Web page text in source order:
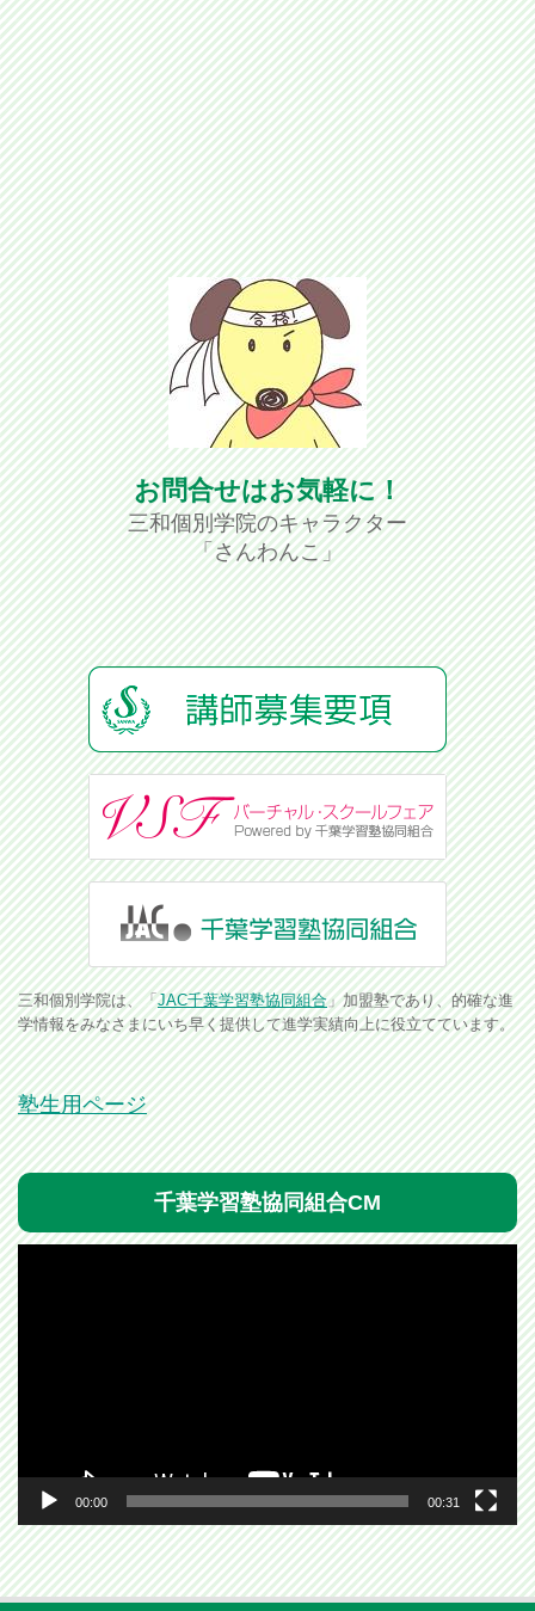
お問合せはお気軽に！
三和個別学院のキャラクター
「さんわんこ」
三和個別学院は、「JAC千葉学習塾協同組合」加盟塾であり、的確な進
学情報をみなさまにいち早く提供して進学実績向上に役立てています。
塾生用ページ
千葉学習塾協同組合CM
動
画
プ
レ
ー
ヤ
ー
00:00 00:31